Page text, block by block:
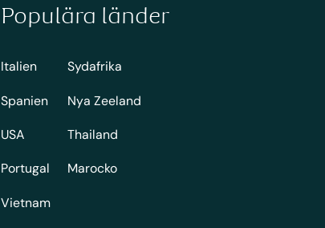
Populära länder
Italien
Spanien
USA
Portugal
Vietnam
Sydafrika
Nya Zeeland
Thailand
Marocko